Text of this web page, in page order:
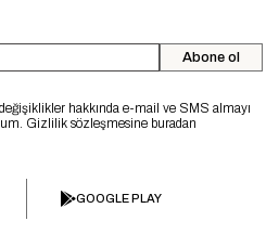
Abone ol
hakkında e-mail ve SMS almayı
Gizlilik sözleşmesine buradan
GOOGLE PLAY